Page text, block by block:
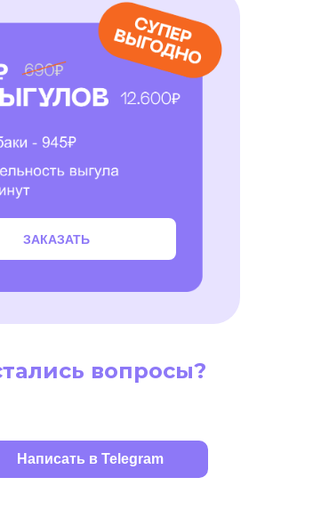
ЗАКАЗАТЬ
Написать в Telegram
вопросы?